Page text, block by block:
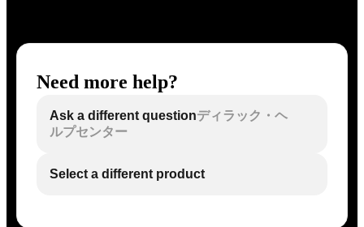
Need more help?
Ask a different questionディラック・ヘ
ルプセンター
Select a different product